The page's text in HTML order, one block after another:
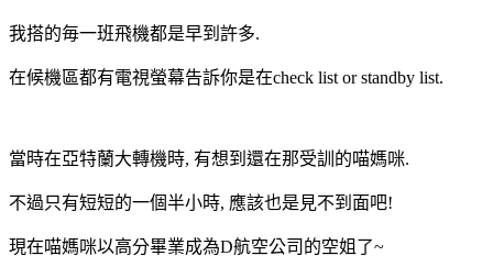
我搭的毎一班飛機都是早到許多.
在候機區都有電視螢幕告訴你是在check list or standby list.
當時在亞特蘭大轉機時, 有想到還在那受訓的喵媽咪.
不過只有短短的一個半小時, 應該也是見不到面吧!
現在喵媽咪以高分畢業成為D航空公司的空姐了~